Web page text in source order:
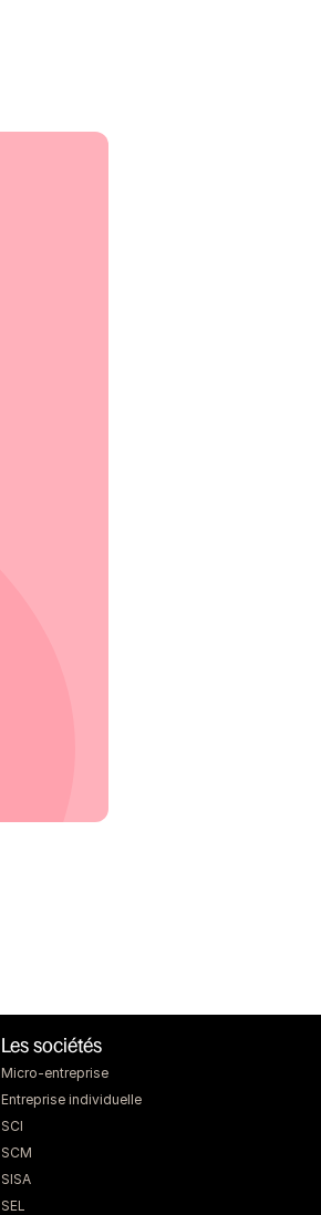
Les sociétés
Micro-entreprise
Entreprise individuelle
SCI
SCM
SISA
SEL